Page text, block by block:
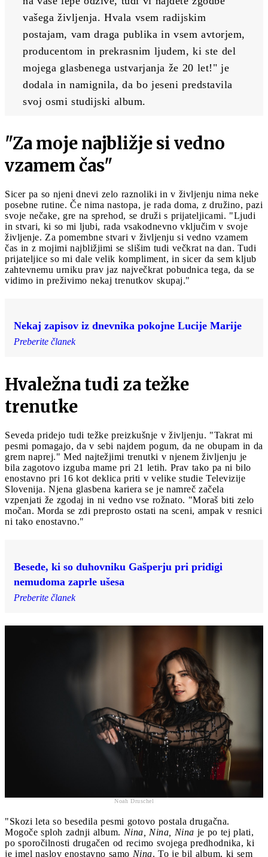
vašega življenja. Hvala vsem radijskim
postajam, vam draga publika in vsem avtorjem,
producentom in prekrasnim ljudem, ki ste del
mojega glasbenega ustvarjanja že 20 let!" je
dodala in namignila, da bo jeseni predstavila
svoj osmi studijski album.
"Za moje najbližje si vedno
vzamem čas"
Sicer pa so njeni dnevi zelo raznoliki in v življenju nima neke
posebne rutine. Če nima nastopa, je rada doma, z družino, pazi
svoje nečake, gre na sprehod, se druži s prijateljicami. "Ljudi
in stvari, ki so mi ljubi, rada vsakodnevno vključim v svoje
življenje. Za pomembne stvari v življenju si vedno vzamem
čas in z mojimi najbližjimi se slišim tudi večkrat na dan. Tudi
prijateljice so mi dale velik kompliment, in sicer da sem kljub
zahtevnemu urniku prav jaz največkrat pobudnica tega, da se
vidimo in preživimo nekaj trenutkov skupaj."
Nekaj zapisov iz dnevnika pokojne Lucije Marije
Preberite članek
Hvaležna tudi za težke
trenutke
Seveda pridejo tudi težke preizkušnje v življenju. "Takrat mi
pesmi pomagajo, da v sebi najdem pogum, da ne obupam in da
grem naprej." Med najtežjimi trenutki v njenem življenju je
bila zagotovo izguba mame pri 21 letih. Prav tako pa ni bilo
enostavno pri 16 kot deklica priti v velike studie Televizije
Slovenija. Njena glasbena kariera se je namreč začela
vzpenjati že zgodaj in ni vedno vse rožnato. "Moraš biti zelo
močan. Morda se zdi preprosto ostati na sceni, ampak v resnici
ni tako enostavno."
Besede, ki so duhovniku Gašperju pri pridigi
nemudoma zaprle ušesa
Preberite članek
Noah Druschel
"Skozi leta so besedila pesmi gotovo postala drugačna.
Mogoče sploh zadnji album. Nina, Nina, Nina je po tej plati,
po sporočilnosti drugačen od recimo svojega predhodnika, ki
je imel naslov enostavno samo Nina. To je bil album, ki sem